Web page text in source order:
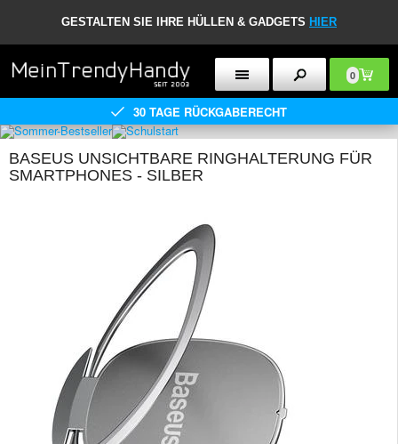
GESTALTEN SIE IHRE HÜLLEN & GADGETS HIER
0
30 TAGE RÜCKGABERECHT
BASEUS UNSICHTBARE RINGHALTERUNG FÜR
SMARTPHONES - SILBER